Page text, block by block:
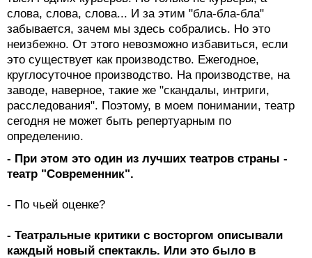
слова, слова, слова... И за этим "бла-бла-бла"
забывается, зачем мы здесь собрались. Но это
неизбежно. От этого невозможно избавиться, если
это существует как производство. Ежегодное,
круглосуточное производство. На производстве, на
заводе, наверное, такие же "скандалы, интриги,
расследования". Поэтому, в моем понимании, театр
сегодня не может быть репертуарным по
определению.
- При этом это один из лучших театров страны -
театр "Современник".
- По чьей оценке?
- Театральные критики с восторгом описывали
каждый новый спектакль. Или это было в